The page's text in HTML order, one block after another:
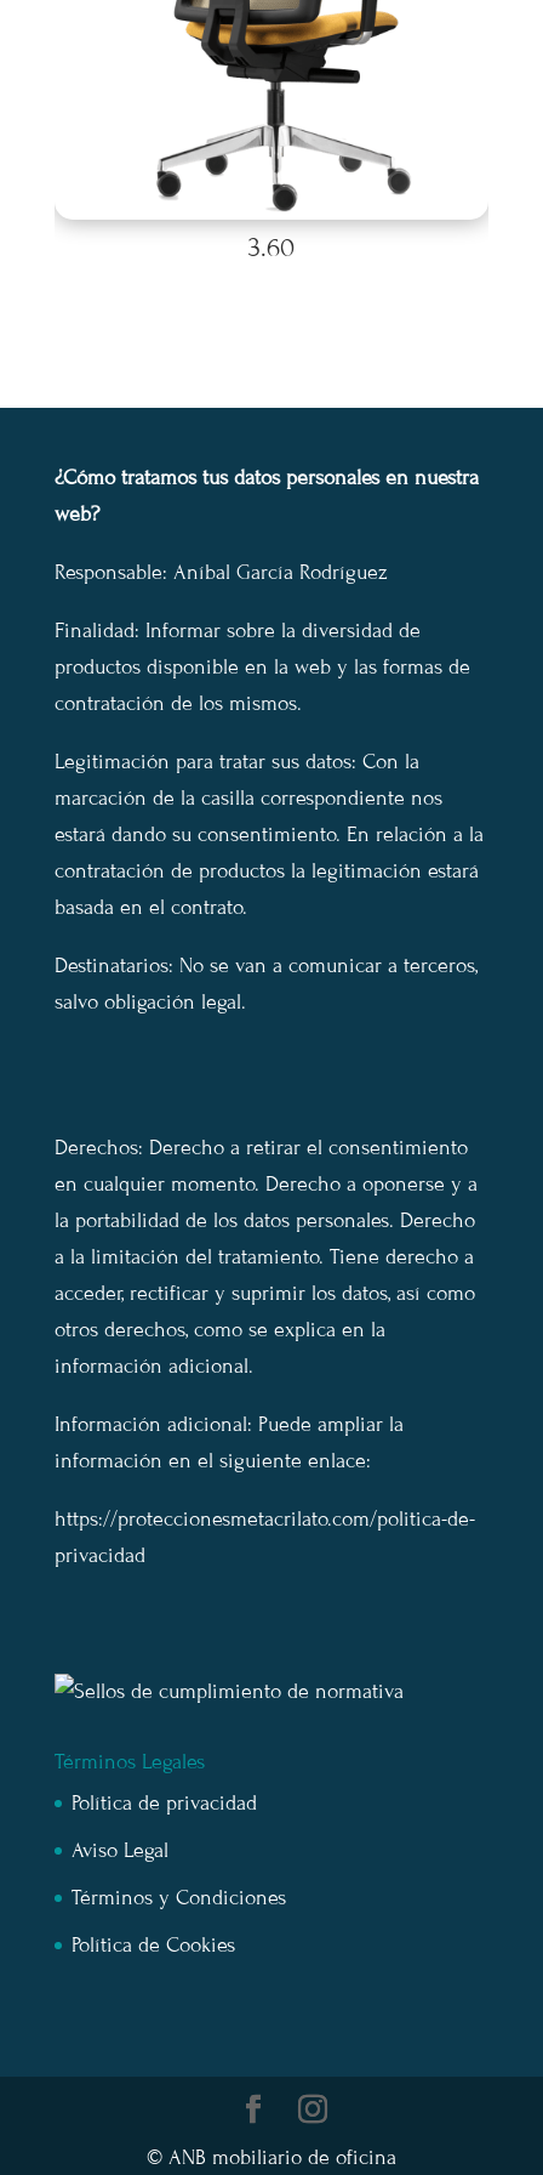
3.60
¿Cómo tratamos tus datos personales en nuestra
web?
Responsable: Aníbal García Rodríguez
Finalidad: Informar sobre la diversidad de
productos disponible en la web y las formas de
contratación de los mismos.
Legitimación para tratar sus datos: Con la
marcación de la casilla correspondiente nos
estará dando su consentimiento. En relación a la
contratación de productos la legitimación estará
basada en el contrato.
Destinatarios: No se van a comunicar a terceros,
salvo obligación legal.
Derechos: Derecho a retirar el consentimiento
en cualquier momento. Derecho a oponerse y a
la portabilidad de los datos personales. Derecho
a la limitación del tratamiento. Tiene derecho a
acceder, rectificar y suprimir los datos, así como
otros derechos, como se explica en la
información adicional.
Información adicional: Puede ampliar la
información en el siguiente enlace:
https://proteccionesmetacrilato.com/politica-de-
privacidad
Términos Legales
Política de privacidad
Aviso Legal
Términos y Condiciones
Política de Cookies
© ANB mobiliario de oficina